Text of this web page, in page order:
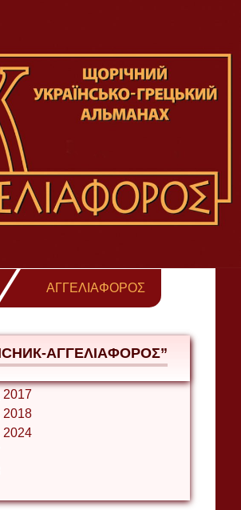
ΑΓΓΕΛΙΑΦΟΡΟΣ
ΑΓΓΕΛΙΑΦΟΡΟΣ”
2017
2018
2024